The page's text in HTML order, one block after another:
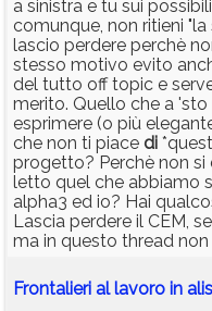
a sinistra e tu sui
comunque, non ritieni "la
lascio perdere perchè
stesso motivo evito
del tutto off topic e
merito. Quello che a
esprimere (o più
che non ti piace di
progetto? Perchè non
letto quel che abbiamo
alpha3 ed io? Hai
Lascia perdere il CEM,
ma in questo thread
Frontalieri al lavoro in